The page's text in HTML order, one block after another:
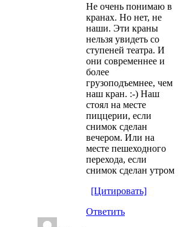
Не очень понимаю в
кранах. Но нет, не
наши. Эти краны
нельзя увидеть со
ступеней театра. И
они современнее и
более
грузоподъемнее, чем
наш кран. :-) Наш
стоял на месте
пиццерии, если
снимок сделан
вечером. Или на
месте пешеходного
перехода, если
снимок сделан утром
[Цитировать]
Ответить